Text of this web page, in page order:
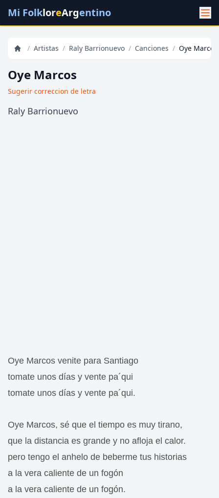
Mi FolkloreArgentino
/ Artistas / Raly Barrionuevo / Canciones / Oye Marcos
Oye Marcos
Sugerir correccion de letra
Raly Barrionuevo
Oye Marcos venite para Santiago
tomate unos días y vente pa´qui
tomate unos días y vente pa´qui.
Oye Marcos, sé que el tiempo es muy tirano,
que la distancia es grande y no afloja el calor.
pero tengo el anhelo de beberme tus historias
a la vera caliente de un fogón
a la vera caliente de un fogón.